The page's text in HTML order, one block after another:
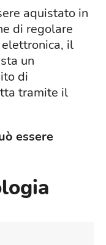
aquistato in
di regolare
il
un
di
tramite il
essere